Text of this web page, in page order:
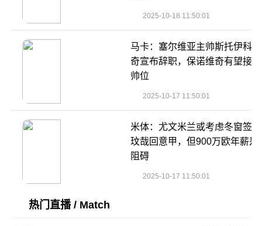
2025-10-18 11:50:01
马卡：塞尔维亚主帅斯托伊科维
奇宣布辞职，保诺维奇有望接任
帅位
2025-10-17 11:50:01
米体：尤文米兰或考虑冬窗签金
玟哉回意甲，但900万欧年薪是
阻碍
2025-10-17 11:50:01
热门直播 / Match